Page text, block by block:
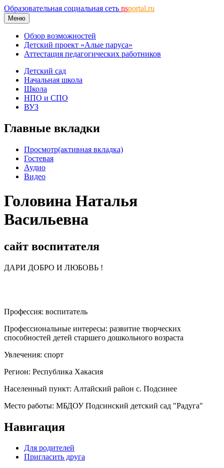
Образовательная социальная сеть nsportal.ru
Меню
Обзор возможностей
Детский проект «Алые паруса»
Аттестация педагогических работников
Детский сад
Начальная школа
Школа
НПО и СПО
ВУЗ
Главные вкладки
Просмотр(активная вкладка)
Гостевая
Аудио
Видео
Головина Наталья
Васильевна
сайт воспитателя
ДАРИ ДОБРО И ЛЮБОВЬ !
Профессия: воспитатель
Профессиональные интересы: развитие творческих
способностей детей старшего дошкольного возраста
Увлечения: спорт
Регион: Республика Хакасия
Населенный пункт: Алтайский район с. Подсинее
Место работы: МБДОУ Подсинский детский сад "Радуга"
Навигация
Для родителей
Пригласить друга